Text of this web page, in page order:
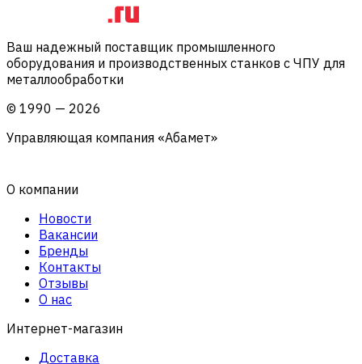
Ваш надежный поставщик промышленного
оборудования и производственных станков с ЧПУ для
металлообработки
© 1990 — 2026
Управляющая компания «Абамет»
О компании
Новости
Вакансии
Бренды
Контакты
Отзывы
О нас
Интернет-магазин
Доставка